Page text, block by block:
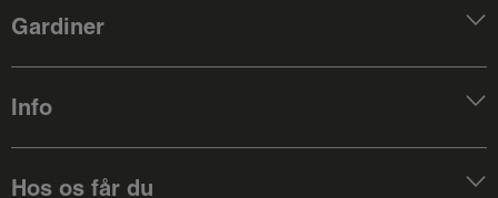
Gardiner
Info
Hos os får du